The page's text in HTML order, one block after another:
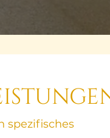
spezifisches